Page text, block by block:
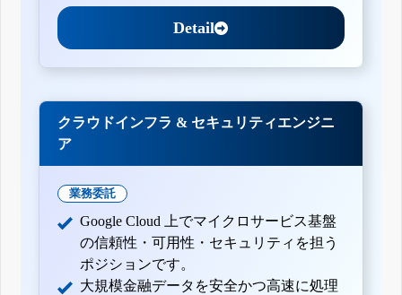
Detail
クラウドインフラ & セキュリティエンジニ
ア
業務委託
Google Cloud 上でマイクロサービス基盤
の信頼性・可用性・セキュリティを担う
ポジションです。
大規模金融データを安全かつ高速に処理